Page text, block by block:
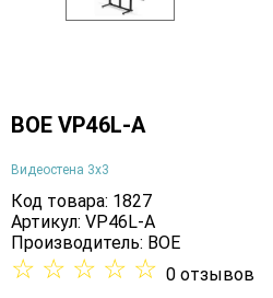
BOE VP46L-A
Видеостена 3х3
Код товара: 1827
Артикул: VP46L-A
Производитель: BOE
☆ ☆ ☆ ☆ ☆ 0 отзывов